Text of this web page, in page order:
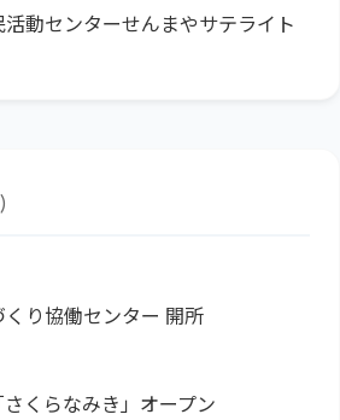
動センターせんまやサテライト
り協働センター 開所
くらなみき」オープン